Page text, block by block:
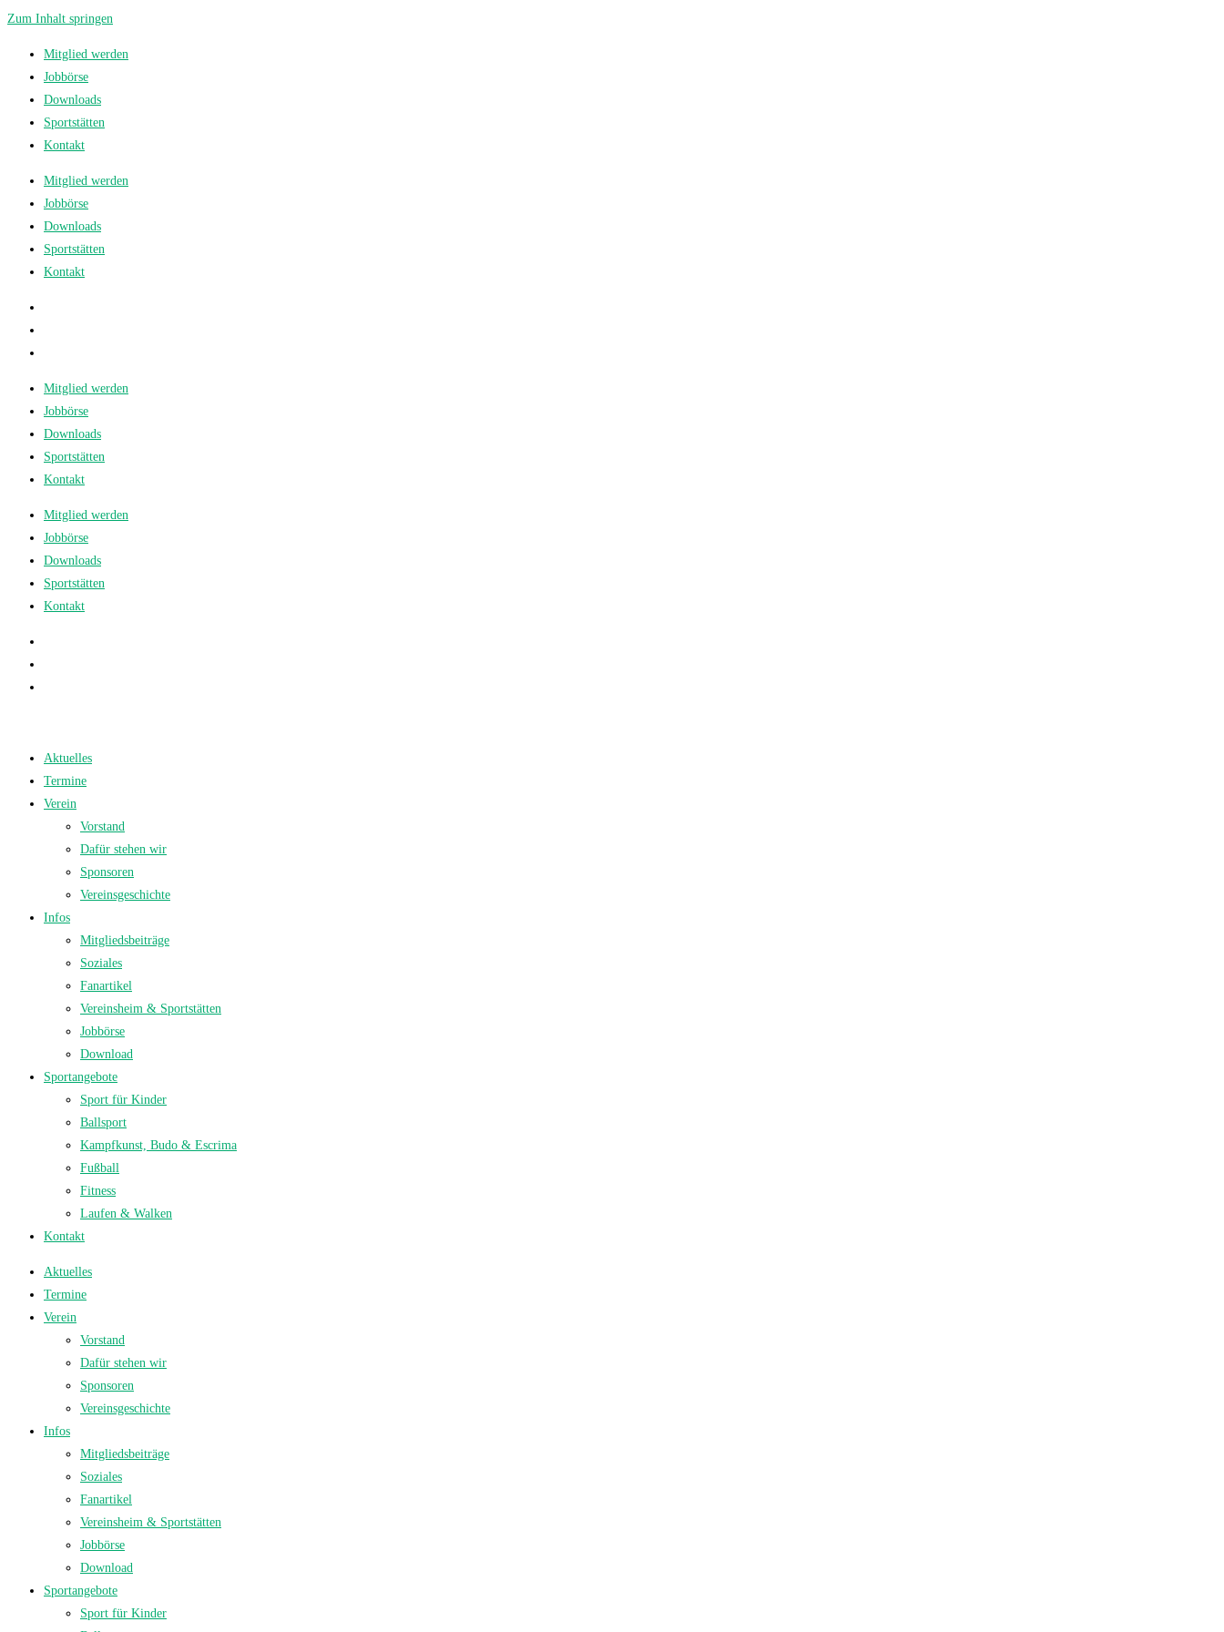
Zum Inhalt springen
Mitglied werden
Jobbörse
Downloads
Sportstätten
Kontakt
Mitglied werden
Jobbörse
Downloads
Sportstätten
Kontakt
Mitglied werden
Jobbörse
Downloads
Sportstätten
Kontakt
Mitglied werden
Jobbörse
Downloads
Sportstätten
Kontakt
Aktuelles
Termine
Verein
Vorstand
Dafür stehen wir
Sponsoren
Vereinsgeschichte
Infos
Mitgliedsbeiträge
Soziales
Fanartikel
Vereinsheim & Sportstätten
Jobbörse
Download
Sportangebote
Sport für Kinder
Ballsport
Kampfkunst, Budo & Escrima
Fußball
Fitness
Laufen & Walken
Kontakt
Aktuelles
Termine
Verein
Vorstand
Dafür stehen wir
Sponsoren
Vereinsgeschichte
Infos
Mitgliedsbeiträge
Soziales
Fanartikel
Vereinsheim & Sportstätten
Jobbörse
Download
Sportangebote
Sport für Kinder